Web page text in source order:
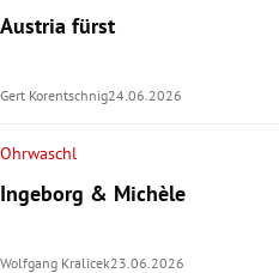
Austria fürst
Gert Korentschnig24.06.2026
Ohrwaschl
Ingeborg & Michèle
Wolfgang Kralicek23.06.2026